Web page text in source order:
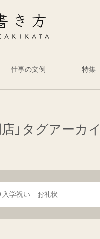
仕事の文例 特集
店」タグアーカ